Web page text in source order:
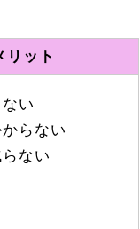
リット
い
らない
ない